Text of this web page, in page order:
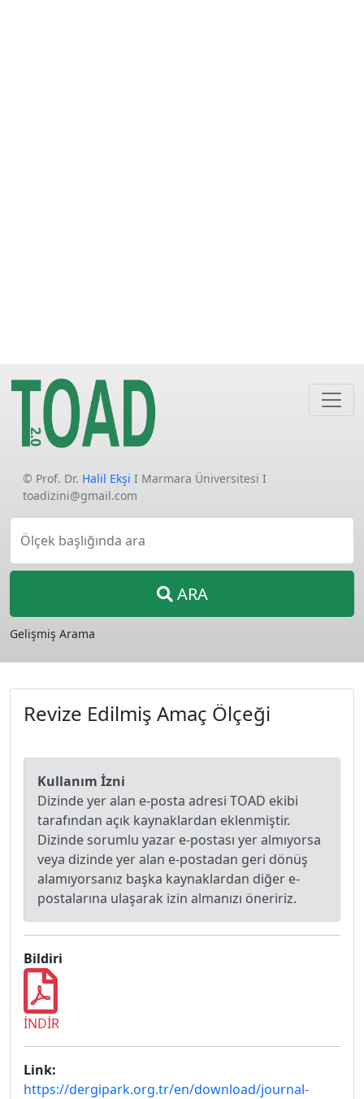
© Prof. Dr. Halil Ekşi I Marmara Üniversitesi I
toadizini@gmail.com
Ölçek başlığında ara
ARA
Gelişmiş Arama
Revize Edilmiş Amaç Ölçeği
Kullanım İzni
Dizinde yer alan e-posta adresi TOAD ekibi
tarafından açık kaynaklardan eklenmiştir.
Dizinde sorumlu yazar e-postası yer almıyorsa
veya dizinde yer alan e-postadan geri dönüş
alamıyorsanız başka kaynaklardan diğer e-
postalarına ulaşarak izin almanızı öneririz.
Bildiri
İNDİR
Link:
https://dergipark.org.tr/en/download/journal-